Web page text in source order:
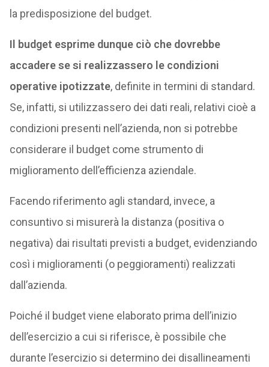
la predisposizione del budget.
Il budget esprime dunque ciò che dovrebbe
accadere se si realizzassero le condizioni
operative ipotizzate, definite in termini di standard.
Se, infatti, si utilizzassero dei dati reali, relativi cioè a
condizioni presenti nell’azienda, non si potrebbe
considerare il budget come strumento di
miglioramento dell’efficienza aziendale.
Facendo riferimento agli standard, invece, a
consuntivo si misurerà la distanza (positiva o
negativa) dai risultati previsti a budget, evidenziando
così i miglioramenti (o peggioramenti) realizzati
dall’azienda.
Poiché il budget viene elaborato prima dell’inizio
dell’esercizio a cui si riferisce, è possibile che
durante l’esercizio si determino dei disallineamenti